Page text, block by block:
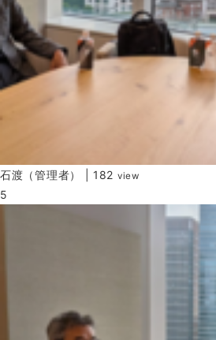
石渡（管理者） 182 view
5